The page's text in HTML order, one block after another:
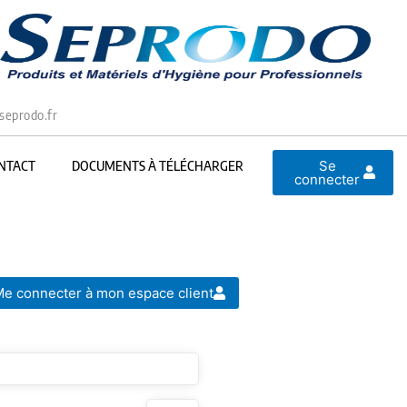
DOCUMENTS À TÉLÉCHARGER Se
connecter
connecter à mon espace client